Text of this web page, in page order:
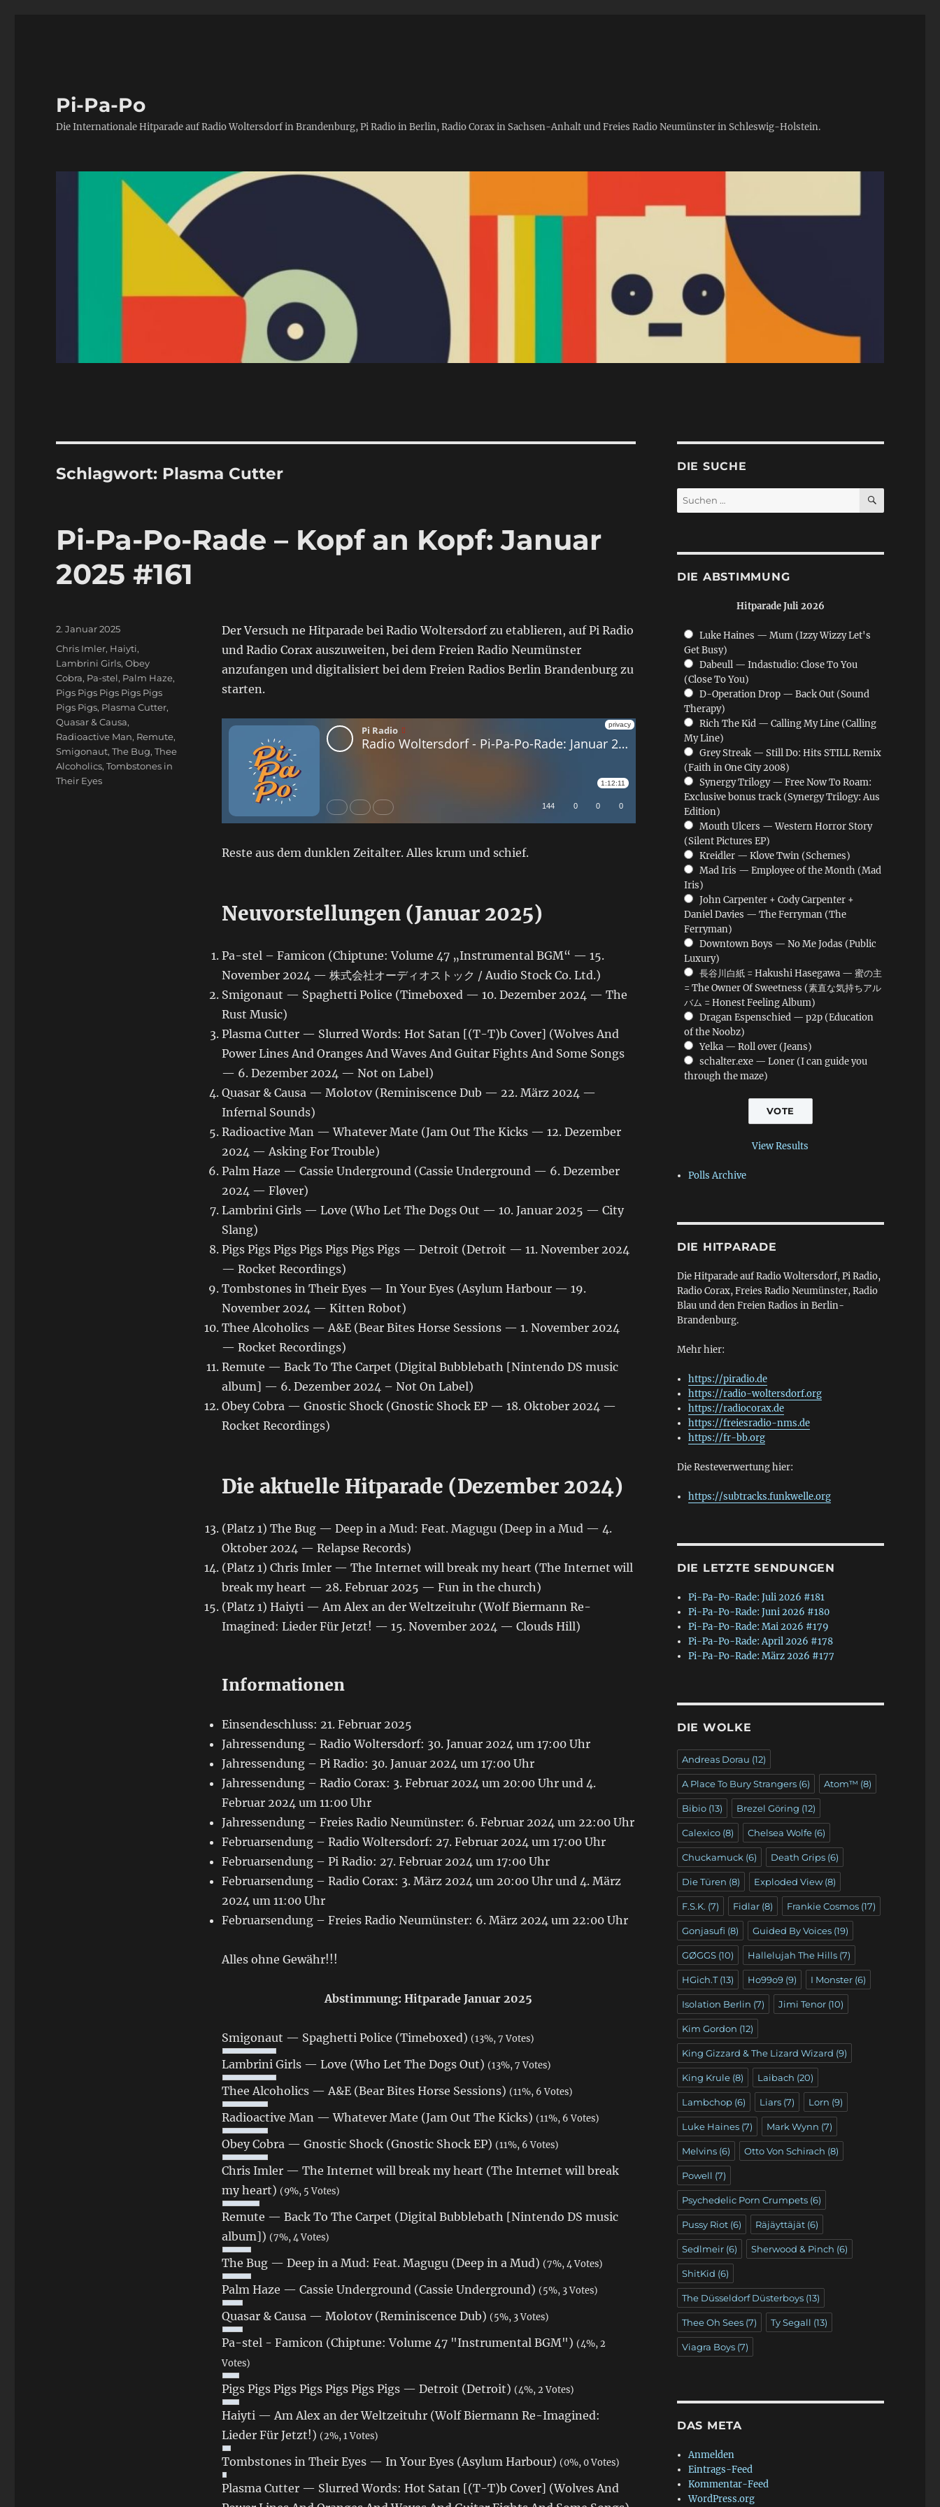
Pi-Pa-Po
Die Internationale Hitparade auf Radio Woltersdorf in Brandenburg, Pi Radio in Berlin, Radio Corax in Sachsen-Anhalt und Freies Radio Neumünster in Schleswig-Holstein.
Schlagwort: Plasma Cutter
Pi-Pa-Po-Rade – Kopf an Kopf: Januar
2025 #161
Der Versuch ne Hitparade bei Radio Woltersdorf zu etablieren, auf Pi Radio
und Radio Corax auszuweiten, bei dem Freien Radio Neumünster
anzufangen und digitalisiert bei dem Freien Radios Berlin Brandenburg zu
starten.
Reste aus dem dunklen Zeitalter. Alles krum und schief.
Neuvorstellungen (Januar 2025)
Pa-stel – Famicon (Chiptune: Volume 47 „Instrumental BGM“ — 15.
November 2024 — 株式会社オーディオストック / Audio Stock Co. Ltd.)
Smigonaut — Spaghetti Police (Timeboxed — 10. Dezember 2024 — The
Rust Music)
Plasma Cutter — Slurred Words: Hot Satan [(T-T)b Cover] (Wolves And
Power Lines And Oranges And Waves And Guitar Fights And Some Songs
— 6. Dezember 2024 — Not on Label)
Quasar & Causa — Molotov (Reminiscence Dub — 22. März 2024 —
Infernal Sounds)
Radioactive Man — Whatever Mate (Jam Out The Kicks — 12. Dezember
2024 — Asking For Trouble)
Palm Haze — Cassie Underground (Cassie Underground — 6. Dezember
2024 — Fløver)
Lambrini Girls — Love (Who Let The Dogs Out — 10. Januar 2025 — City
Slang)
Pigs Pigs Pigs Pigs Pigs Pigs Pigs — Detroit (Detroit — 11. November 2024
— Rocket Recordings)
Tombstones in Their Eyes — In Your Eyes (Asylum Harbour — 19.
November 2024 — Kitten Robot)
Thee Alcoholics — A&E (Bear Bites Horse Sessions — 1. November 2024
— Rocket Recordings)
Remute — Back To The Carpet (Digital Bubblebath [Nintendo DS music
album] — 6. Dezember 2024 – Not On Label)
Obey Cobra — Gnostic Shock (Gnostic Shock EP — 18. Oktober 2024 —
Rocket Recordings)
Die aktuelle Hitparade (Dezember 2024)
(Platz 1) The Bug — Deep in a Mud: Feat. Magugu (Deep in a Mud — 4.
Oktober 2024 — Relapse Records)
(Platz 1) Chris Imler — The Internet will break my heart (The Internet will
break my heart — 28. Februar 2025 — Fun in the church)
(Platz 1) Haiyti — Am Alex an der Weltzeituhr (Wolf Biermann Re-
Imagined: Lieder Für Jetzt! — 15. November 2024 — Clouds Hill)
Informationen
Einsendeschluss: 21. Februar 2025
Jahressendung – Radio Woltersdorf: 30. Januar 2024 um 17:00 Uhr
Jahressendung – Pi Radio: 30. Januar 2024 um 17:00 Uhr
Jahressendung – Radio Corax: 3. Februar 2024 um 20:00 Uhr und 4.
Februar 2024 um 11:00 Uhr
Jahressendung – Freies Radio Neumünster: 6. Februar 2024 um 22:00 Uhr
Februarsendung – Radio Woltersdorf: 27. Februar 2024 um 17:00 Uhr
Februarsendung – Pi Radio: 27. Februar 2024 um 17:00 Uhr
Februarsendung – Radio Corax: 3. März 2024 um 20:00 Uhr und 4. März
2024 um 11:00 Uhr
Februarsendung – Freies Radio Neumünster: 6. März 2024 um 22:00 Uhr
Alles ohne Gewähr!!!
Abstimmung: Hitparade Januar 2025
Smigonaut — Spaghetti Police (Timeboxed) (13%, 7 Votes)
Lambrini Girls — Love (Who Let The Dogs Out) (13%, 7 Votes)
Thee Alcoholics — A&E (Bear Bites Horse Sessions) (11%, 6 Votes)
Radioactive Man — Whatever Mate (Jam Out The Kicks) (11%, 6 Votes)
Obey Cobra — Gnostic Shock (Gnostic Shock EP) (11%, 6 Votes)
Chris Imler — The Internet will break my heart (The Internet will break
my heart) (9%, 5 Votes)
Remute — Back To The Carpet (Digital Bubblebath [Nintendo DS music
album]) (7%, 4 Votes)
The Bug — Deep in a Mud: Feat. Magugu (Deep in a Mud) (7%, 4 Votes)
Palm Haze — Cassie Underground (Cassie Underground) (5%, 3 Votes)
Quasar & Causa — Molotov (Reminiscence Dub) (5%, 3 Votes)
Pa-stel - Famicon (Chiptune: Volume 47 "Instrumental BGM") (4%, 2
Votes)
Pigs Pigs Pigs Pigs Pigs Pigs Pigs — Detroit (Detroit) (4%, 2 Votes)
Haiyti — Am Alex an der Weltzeituhr (Wolf Biermann Re-Imagined:
Lieder Für Jetzt!) (2%, 1 Votes)
Tombstones in Their Eyes — In Your Eyes (Asylum Harbour) (0%, 0 Votes)
Plasma Cutter — Slurred Words: Hot Satan [(T-T)b Cover] (Wolves And
Veröffentlicht
am
2. Januar 2025
Schlagwörter
Chris Imler, Haiyti,
Lambrini Girls,Obey
Cobra, Pa-stel, Palm Haze,
Pigs Pigs Pigs Pigs Pigs
Pigs Pigs, Plasma Cutter,
Quasar & Causa,
Radioactive Man, Remute,
Smigonaut,The Bug,Thee
Alcoholics,Tombstones in
Their Eyes
DIE SUCHE
Suchen
nach:
SUCHEN
DIE ABSTIMMUNG
Hitparade Juli 2026
Luke Haines — Mum (Izzy Wizzy Let's
Get Busy)
Dabeull — Indastudio: Close To You
(Close To You)
D-Operation Drop — Back Out (Sound
Therapy)
Rich The Kid — Calling My Line (Calling
My Line)
Grey Streak — Still Do: Hits STILL Remix
(Faith in One City 2008)
Synergy Trilogy — Free Now To Roam:
Exclusive bonus track (Synergy Trilogy: Aus
Edition)
Mouth Ulcers — Western Horror Story
(Silent Pictures EP)
Kreidler — Klove Twin (Schemes)
Mad Iris — Employee of the Month (Mad
Iris)
John Carpenter + Cody Carpenter +
Daniel Davies — The Ferryman (The
Ferryman)
Downtown Boys — No Me Jodas (Public
Luxury)
長谷川白紙 = Hakushi Hasegawa — 蜜の主
= The Owner Of Sweetness (素直な気持ちアル
バム = Honest Feeling Album)
Dragan Espenschied — p2p (Education
of the Noobz)
Yelka — Roll over (Jeans)
schalter.exe — Loner (I can guide you
through the maze)
View Results
Polls Archive
DIE HITPARADE
Die Hitparade auf Radio Woltersdorf, Pi Radio,
Radio Corax, Freies Radio Neumünster, Radio
Blau und den Freien Radios in Berlin-
Brandenburg.
Mehr hier:
https://piradio.de
https://radio-woltersdorf.org
https://radiocorax.de
https://freiesradio-nms.de
https://fr-bb.org
Die Resteverwertung hier:
https://subtracks.funkwelle.org
DIE LETZTE SENDUNGEN
Pi-Pa-Po-Rade: Juli 2026 #181
Pi-Pa-Po-Rade: Juni 2026 #180
Pi-Pa-Po-Rade: Mai 2026 #179
Pi-Pa-Po-Rade: April 2026 #178
Pi-Pa-Po-Rade: März 2026 #177
DIE WOLKE
Andreas Dorau (12)
A Place To Bury Strangers(6) Atom™ (8)
Bibio(13) Brezel Göring (12)
Calexico(8) Chelsea Wolfe(6)
Chuckamuck (6) Death Grips(6)
Die Türen (8) Exploded View(8)
F.S.K. (7) Fidlar(8) Frankie Cosmos(17)
Gonjasufi (8) Guided By Voices(19)
GØGGS(10) Hallelujah The Hills(7)
HGich.T(13) Ho99o9(9) I Monster(6)
Isolation Berlin (7) Jimi Tenor(10)
Kim Gordon (12)
King Gizzard & The Lizard Wizard (9)
King Krule(8) Laibach (20)
Lambchop(6) Liars(7) Lorn (9)
Luke Haines(7) Mark Wynn (7)
Melvins(6) Otto Von Schirach (8)
Powell (7)
Psychedelic Porn Crumpets(6)
Pussy Riot(6) Räjäyttäjät(6)
Sedlmeir(6) Sherwood & Pinch (6)
ShitKid (6)
The Düsseldorf Düsterboys(13)
Thee Oh Sees(7) Ty Segall (13)
Viagra Boys(7)
DAS META
Anmelden
Eintrags-Feed
Kommentar-Feed
WordPress.org